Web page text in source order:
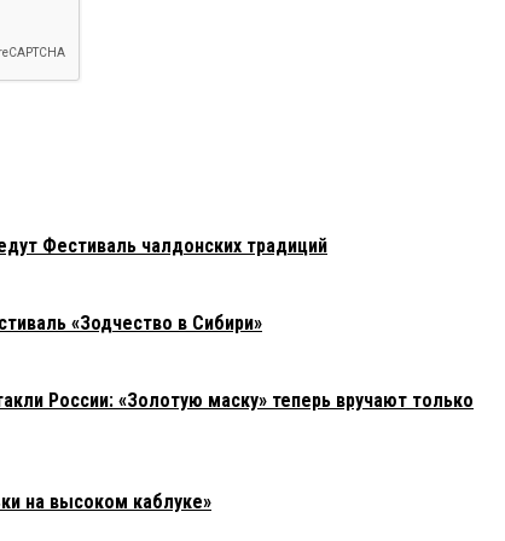
Фестиваль чалдонских традиций
«Зодчество в Сибири»
России: «Золотую маску» теперь вручают только
на высоком каблуке»